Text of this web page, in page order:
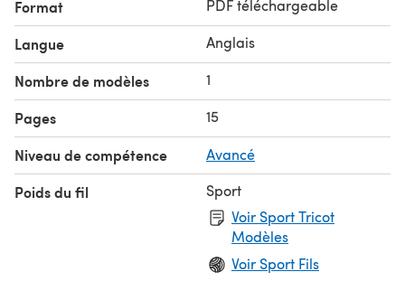
Format PDF téléchargeable
Langue Anglais
Nombre de modèles 1
Pages 15
Niveau de compétence Avancé
Poids du fil
Sport
Voir Sport Tricot
Modèles
Voir Sport Fils